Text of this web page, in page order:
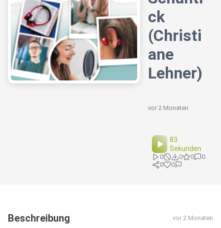
ck
(Christi
ane
Lehner)
vor 2 Monaten
83
Sekunden
0 0 0
0
0
0
Beschreibung vor 2 Monaten